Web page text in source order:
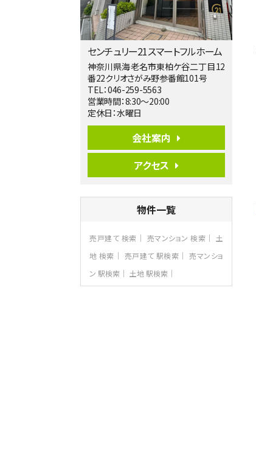
3,680万円
4ＳＬＤＫ
海老名駅
バ15分・歩1分
リビングダイニング部分の床暖房完備 車
並列2台駐…
第6位
3,680万円
開放感があり日当たり良好な南西・北西角
地区画。 …
3ＬＤＫ
海老名駅
路は幅員４.…
第8位
3,598万円
4ＬＤＫ
センチュリー21スマートフルホーム
神奈川県海老名市東柏ケ谷二丁目12
番22クリオさがみ野参番館101号
TEL：046-259-5563
営業時間：8:30～20:00
定休日：水曜日
会社案内
アクセス
物件一覧
売戸建て 検索 売マンション 検索
土
地 検索
売戸建て 駅検索
売マンショ
ン 駅検索
土地 駅検索